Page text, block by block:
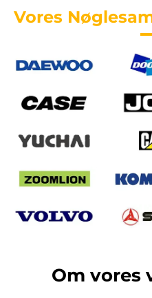
Vores
Om vores